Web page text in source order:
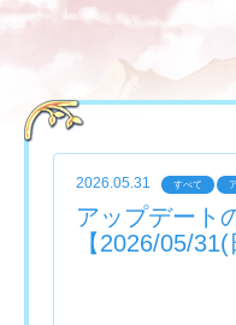
2026.05.31 すべて
アップデート
【2026/05/